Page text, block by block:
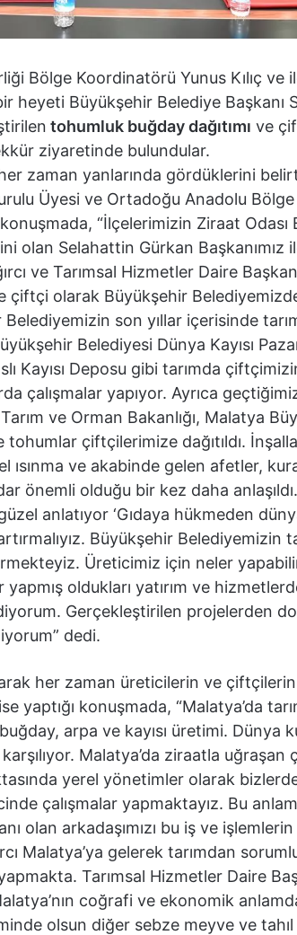
Bölge Koordinatörü Yunus Kılıç ve
heyeti Büyükşehir Belediye Başkanı
tohumluk buğday dağıtımı ve
ziyaretinde bulundular.
zaman yanlarında gördüklerini
Üyesi ve Ortadoğu Anadolu Bölge
konuşmada, “İlçelerimizin Ziraat
olan Selahattin Gürkan Başkanımız
ve Tarımsal Hizmetler Daire
çiftçi olarak Büyükşehir
son yıllar içerisinde
Belediyesi Dünya Kayısı
Kayısı Deposu gibi tarımda
çalışmalar yapıyor. Ayrıca
Tarım ve Orman Bakanlığı, Malatya
çiftçilerimize dağıtıldı.
ısınma ve akabinde gelen afetler,
önemli olduğu bir kez daha
anlatıyor ‘Gıdaya hükmeden
Büyükşehir Belediyemizin
Üreticimiz için neler
oldukları yatırım ve
Gerçekleştirilen projelerden
dedi.
her zaman üreticilerin ve çiftçilerin
yaptığı konuşmada, “Malatya’da
arpa ve kayısı üretimi. Dünya
Malatya’da ziraatla
yerel yönetimler olarak
çalışmalar yapmaktayız. Bu
olan arkadaşımızı bu iş ve
Malatya’ya gelerek tarımdan
Tarımsal Hizmetler Daire
coğrafi ve ekonomik
olsun diğer sebze meyve ve